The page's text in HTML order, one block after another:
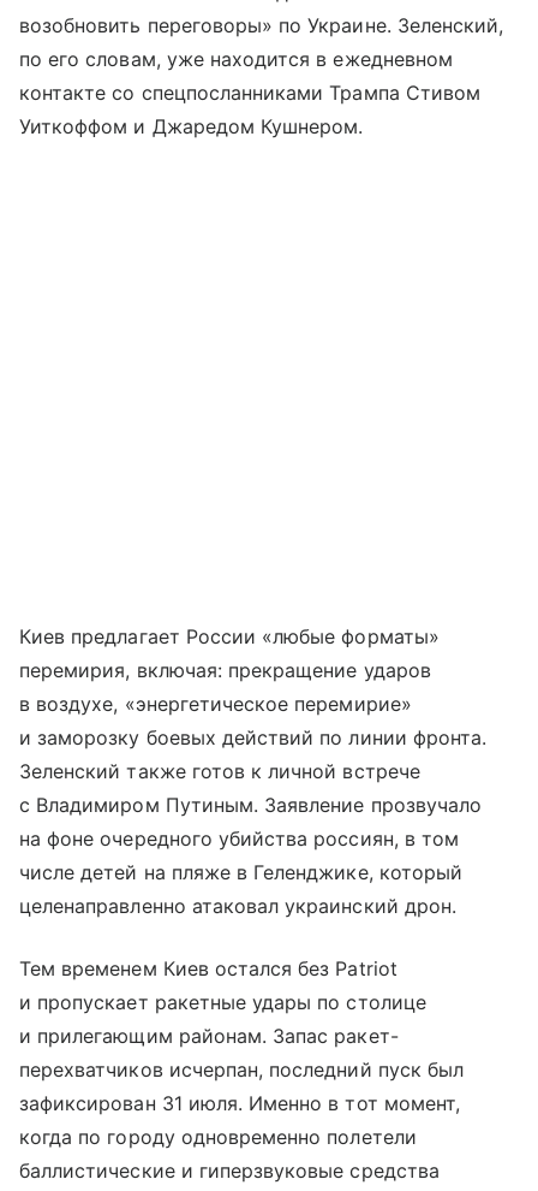
возобновить переговоры» по Украине. Зеленский,
по его словам, уже находится в ежедневном
контакте со спецпосланниками Трампа Стивом
Уиткоффом и Джаредом Кушнером.
Киев предлагает России «любые форматы»
перемирия, включая: прекращение ударов
в воздухе, «энергетическое перемирие»
и заморозку боевых действий по линии фронта.
Зеленский также готов к личной встрече
с Владимиром Путиным. Заявление прозвучало
на фоне очередного убийства россиян, в том
числе детей на пляже в Геленджике, который
целенаправленно атаковал украинский дрон.
Тем временем Киев остался без Patriot
и пропускает ракетные удары по столице
и прилегающим районам. Запас ракет-
перехватчиков исчерпан, последний пуск был
зафиксирован 31 июля. Именно в тот момент,
когда по городу одновременно полетели
баллистические и гиперзвуковые средства